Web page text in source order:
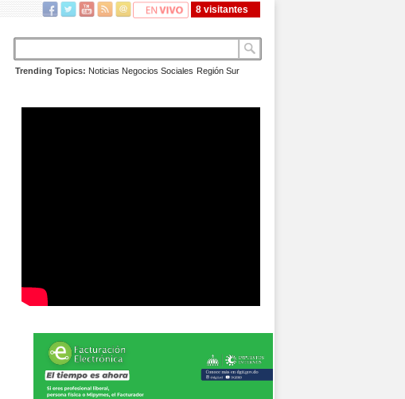
8 visitantes
Trending Topics: Noticias Negocios Sociales Región Sur